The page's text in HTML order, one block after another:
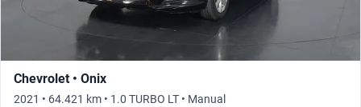
Chevrolet • Onix
2021 • 64.421 km • 1.0 TURBO LT • Manual